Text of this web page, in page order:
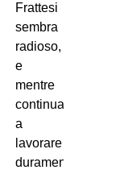
Frattesi
sembra
radioso,
e
mentre
continua
a
lavorare
duramente